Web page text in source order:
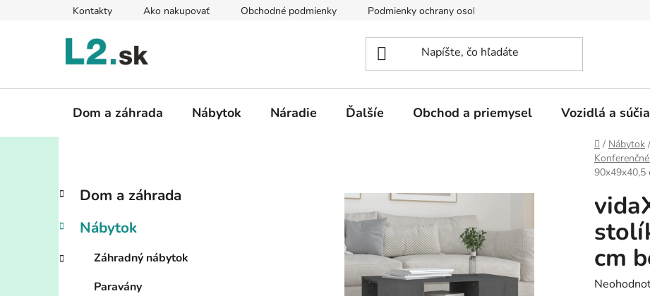
Kontakty Ako nakupovať Obchodné podmienky Podmienky ochrany osobných údajov
Dom a záhrada Nábytok Náradie Ďalšíe Obchod a priemysel Vozidlá a
Domov
/ Nábytok /
90x49x40,5
B
č
ý
Preskočiť
kategórie
K
a
e
ó
Dom a záhrada
Nábytok
Záhradný nábytok
Paravány
cm
Priemerné